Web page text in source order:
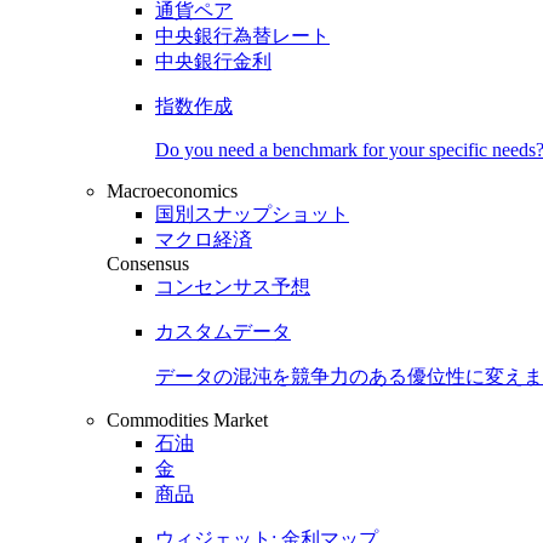
通貨ペア
中央銀行為替レート
中央銀行金利
指数作成
Do you need a benchmark for your specific needs?
Macroeconomics
国別スナップショット
マクロ経済
Consensus
コンセンサス予想
カスタムデータ
データの混沌を競争力のある優位性に変え
Commodities Market
石油
金
商品
ウィジェット: 金利マップ